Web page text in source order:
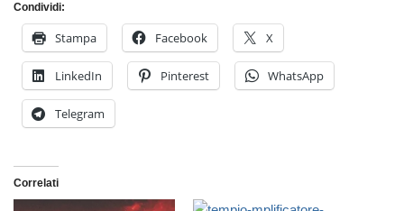
Condividi:
Stampa Facebook X
LinkedIn Pinterest WhatsApp
Telegram
Correlati